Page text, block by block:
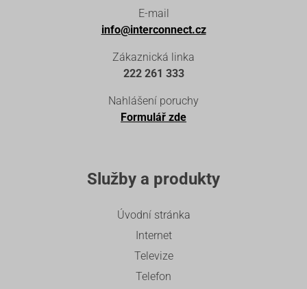
E-mail
info@interconnect.cz
Zákaznická linka
222 261 333
Nahlášení poruchy
Formulář zde
Služby a produkty
Úvodní stránka
Internet
Televize
Telefon